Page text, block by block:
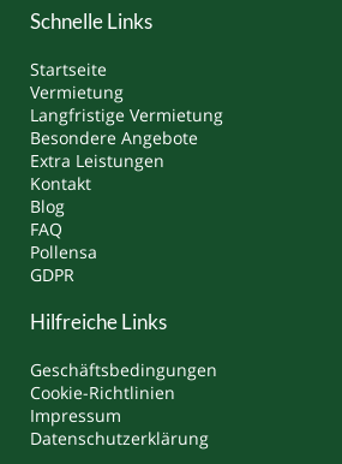
Schnelle Links
Startseite
Vermietung
Langfristige Vermietung
Besondere Angebote
Extra Leistungen
Kontakt
Blog
FAQ
Pollensa
GDPR
Hilfreiche Links
Geschäftsbedingungen
Cookie-Richtlinien
Impressum
Datenschutzerklärung